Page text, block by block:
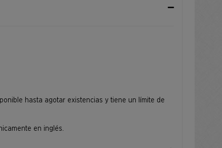
de cierto caos.
hasta agotar existencias y tiene un límite de
en inglés.